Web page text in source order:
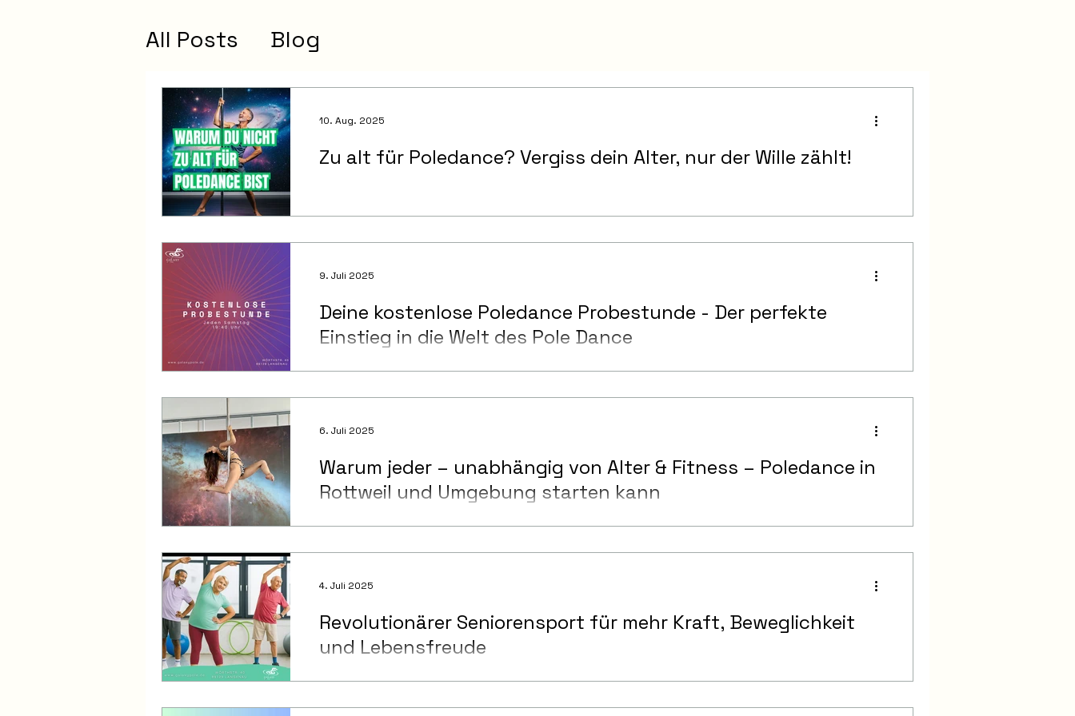
All Posts Blog
Zu alt für Poledance? Vergiss dein Alter, nur der Wille zählt!
10. Aug. 2025
Deine kostenlose Poledance Probestunde - Der perfekte
Einstieg in die Welt des Pole Dance
9. Juli 2025
Warum jeder – unabhängig von Alter & Fitness – Poledance in
Rottweil und Umgebung starten kann
6. Juli 2025
Revolutionärer Seniorensport für mehr Kraft, Beweglichkeit
und Lebensfreude
4. Juli 2025